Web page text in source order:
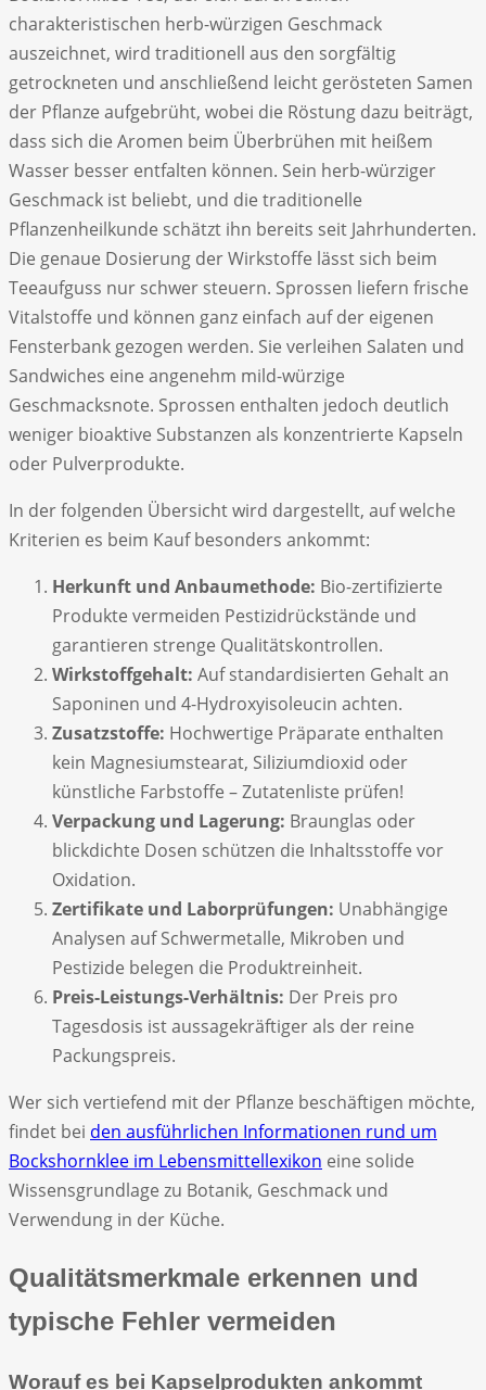
charakteristischen herb-würzigen Geschmack
auszeichnet, wird traditionell aus den sorgfältig
getrockneten und anschließend leicht gerösteten Samen
der Pflanze aufgebrüht, wobei die Röstung dazu beiträgt,
dass sich die Aromen beim Überbrühen mit heißem
Wasser besser entfalten können. Sein herb-würziger
Geschmack ist beliebt, und die traditionelle
Pflanzenheilkunde schätzt ihn bereits seit Jahrhunderten.
Die genaue Dosierung der Wirkstoffe lässt sich beim
Teeaufguss nur schwer steuern. Sprossen liefern frische
Vitalstoffe und können ganz einfach auf der eigenen
Fensterbank gezogen werden. Sie verleihen Salaten und
Sandwiches eine angenehm mild-würzige
Geschmacksnote. Sprossen enthalten jedoch deutlich
weniger bioaktive Substanzen als konzentrierte Kapseln
oder Pulverprodukte.
In der folgenden Übersicht wird dargestellt, auf welche
Kriterien es beim Kauf besonders ankommt:
Herkunft und Anbaumethode: Bio-zertifizierte
Produkte vermeiden Pestizidrückstände und
garantieren strenge Qualitätskontrollen.
Wirkstoffgehalt: Auf standardisierten Gehalt an
Saponinen und 4-Hydroxyisoleucin achten.
Zusatzstoffe: Hochwertige Präparate enthalten
kein Magnesiumstearat, Siliziumdioxid oder
künstliche Farbstoffe – Zutatenliste prüfen!
Verpackung und Lagerung: Braunglas oder
blickdichte Dosen schützen die Inhaltsstoffe vor
Oxidation.
Zertifikate und Laborprüfungen: Unabhängige
Analysen auf Schwermetalle, Mikroben und
Pestizide belegen die Produktreinheit.
Preis-Leistungs-Verhältnis: Der Preis pro
Tagesdosis ist aussagekräftiger als der reine
Packungspreis.
Wer sich vertiefend mit der Pflanze beschäftigen möchte,
findet bei den ausführlichen Informationen rund um
Bockshornklee im Lebensmittellexikon eine solide
Wissensgrundlage zu Botanik, Geschmack und
Verwendung in der Küche.
Qualitätsmerkmale erkennen und
typische Fehler vermeiden
Worauf es bei Kapselprodukten ankommt